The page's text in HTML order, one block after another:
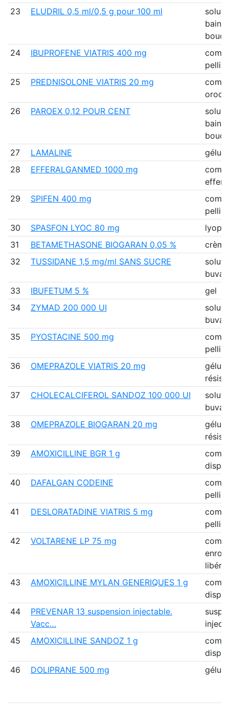
23
ELUDRIL 0,5 ml/0,5 g pour 100 ml
bain
24
IBUPROFENE VIATRIS 400 mg
25
PREDNISOLONE VIATRIS 20 mg
26
PAROEX 0,12 POUR CENT
bain
27
LAMALINE
gélule
28
EFFERALGANMED 1000 mg
29
SPIFEN 400 mg
30
SPASFON LYOC 80 mg
31
BETAMETHASONE BIOGARAN 0,05 %
crème
32
TUSSIDANE 1,5 mg/ml SANS SUCRE
33
IBUFETUM 5 %
gel
34
ZYMAD 200 000 UI
35
PYOSTACINE 500 mg
36
OMEPRAZOLE VIATRIS 20 mg
37
CHOLECALCIFEROL SANDOZ 100 000 UI
38
OMEPRAZOLE BIOGARAN 20 mg
39
AMOXICILLINE BGR 1 g
40
DAFALGAN CODEINE
41
DESLORATADINE VIATRIS 5 mg
42
VOLTARENE LP 75 mg
43
AMOXICILLINE MYLAN GENERIQUES 1 g
44
PREVENAR 13 suspension injectable.
Vacc…
45
AMOXICILLINE SANDOZ 1 g
46
DOLIPRANE 500 mg gélule